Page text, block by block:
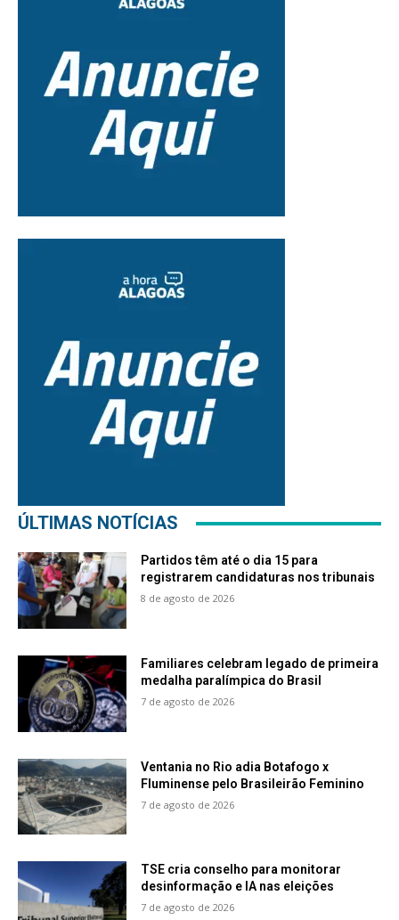
ÚLTIMAS NOTÍCIAS
Partidos têm até o dia 15 para
registrarem candidaturas nos tribunais
8 de agosto de 2026
Familiares celebram legado de primeira
medalha paralímpica do Brasil
7 de agosto de 2026
Ventania no Rio adia Botafogo x
Fluminense pelo Brasileirão Feminino
7 de agosto de 2026
TSE cria conselho para monitorar
desinformação e IA nas eleições
7 de agosto de 2026